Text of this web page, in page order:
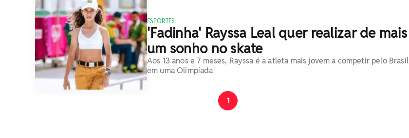
ESPORTES
'Fadinha' Rayssa Leal quer realizar de mais
um sonho no skate
Aos 13 anos e 7 meses, Rayssa é a atleta mais jovem a competir pelo Brasil
em uma Olimpíada
1